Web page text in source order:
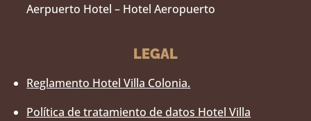
Aerpuerto Hotel – Hotel Aeropuerto
LEGAL
Reglamento Hotel Villa Colonia.
Política de tratamiento de datos Hotel Villa